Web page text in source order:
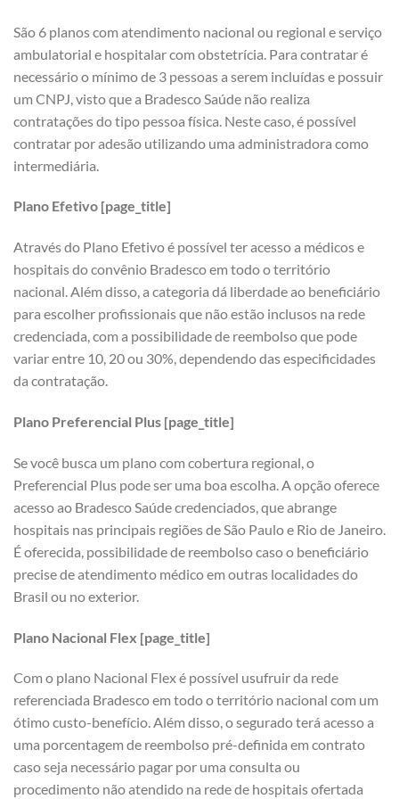
São 6 planos com atendimento nacional ou regional e serviço
ambulatorial e hospitalar com obstetrícia. Para contratar é
necessário o mínimo de 3 pessoas a serem incluídas e possuir
um CNPJ, visto que a Bradesco Saúde não realiza
contratações do tipo pessoa física. Neste caso, é possível
contratar por adesão utilizando uma administradora como
intermediária.
Plano Efetivo [page_title]
Através do Plano Efetivo é possível ter acesso a médicos e
hospitais do convênio Bradesco em todo o território
nacional. Além disso, a categoria dá liberdade ao beneficiário
para escolher profissionais que não estão inclusos na rede
credenciada, com a possibilidade de reembolso que pode
variar entre 10, 20 ou 30%, dependendo das especificidades
da contratação.
Plano Preferencial Plus [page_title]
Se você busca um plano com cobertura regional, o
Preferencial Plus pode ser uma boa escolha. A opção oferece
acesso ao Bradesco Saúde credenciados, que abrange
hospitais nas principais regiões de São Paulo e Rio de Janeiro.
É oferecida, possibilidade de reembolso caso o beneficiário
precise de atendimento médico em outras localidades do
Brasil ou no exterior.
Plano Nacional Flex [page_title]
Com o plano Nacional Flex é possível usufruir da rede
referenciada Bradesco em todo o território nacional com um
ótimo custo-benefício. Além disso, o segurado terá acesso a
uma porcentagem de reembolso pré-definida em contrato
caso seja necessário pagar por uma consulta ou
procedimento não atendido na rede de hospitais ofertada